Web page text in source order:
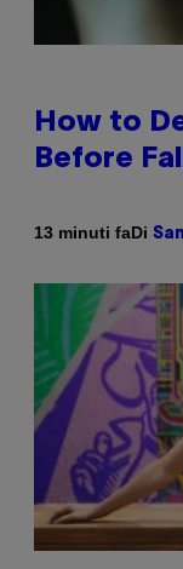
How to
Before
13 minuti faDi